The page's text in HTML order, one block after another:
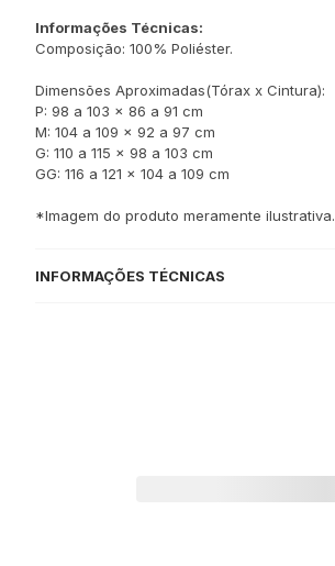
Informações Técnicas:
Composição: 100% Poliéster.
Dimensões Aproximadas(Tórax x Cintura):
P: 98 a 103 x 86 a 91 cm
M: 104 a 109 x 92 a 97 cm
G: 110 a 115 x 98 a 103 cm
GG: 116 a 121 x 104 a 109 cm
*Imagem do produto meramente ilustrativa.
INFORMAÇÕES TÉCNICAS